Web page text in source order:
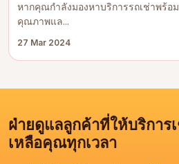
หากคุณกำลังมองหาบริการรถเช่าพร้
คุณภาพแล...
27 Mar 2024
ฝ่ายดูแลลูกค้าที่ให้บริการ
เหลือคุณทุกเวลา